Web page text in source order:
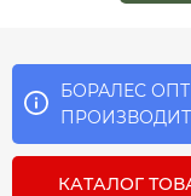
БОРАЛЕС
КАТАЛОГ